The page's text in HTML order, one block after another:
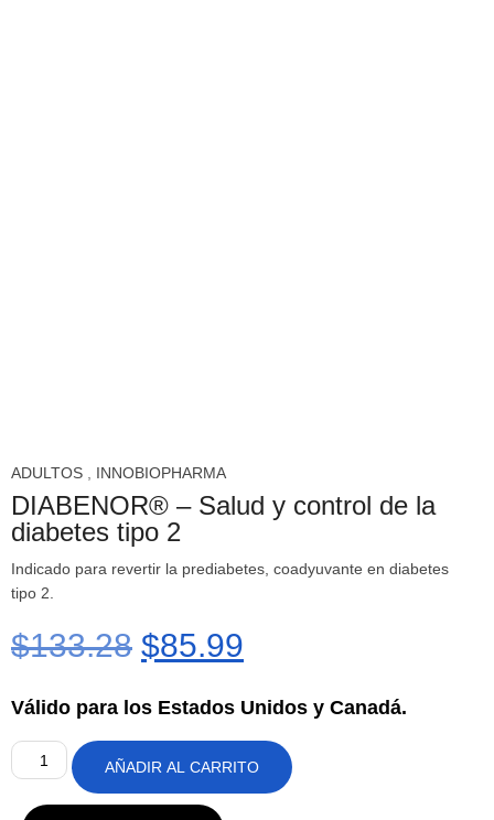
ADULTOS INNOBIOPHARMA
DIABENOR® – Salud y control de la
diabetes tipo 2
Indicado para revertir la prediabetes, coadyuvante en diabetes
tipo 2.
$133.28 $85.99
Válido para los Estados Unidos y Canadá.
AÑADIR AL CARRITO